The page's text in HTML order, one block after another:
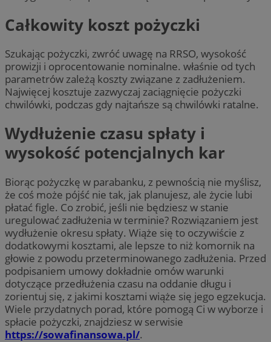
Całkowity koszt pożyczki
Szukając pożyczki, zwróć uwagę na RRSO, wysokość
prowizji i oprocentowanie nominalne. właśnie od tych
parametrów zależą koszty związane z zadłużeniem.
Najwięcej kosztuje zazwyczaj zaciągnięcie pożyczki
chwilówki, podczas gdy najtańsze są chwilówki ratalne.
Wydłużenie czasu spłaty i
wysokość potencjalnych kar
Biorąc pożyczkę w parabanku, z pewnością nie myślisz,
że coś może pójść nie tak, jak planujesz, ale życie lubi
płatać figle. Co zrobić, jeśli nie będziesz w stanie
uregulować zadłużenia w terminie? Rozwiązaniem jest
wydłużenie okresu spłaty. Wiąże się to oczywiście z
dodatkowymi kosztami, ale lepsze to niż komornik na
głowie z powodu przeterminowanego zadłużenia. Przed
podpisaniem umowy dokładnie omów warunki
dotyczące przedłużenia czasu na oddanie długu i
zorientuj się, z jakimi kosztami wiąże się jego egzekucja.
Wiele przydatnych porad, które pomogą Ci w wyborze i
spłacie pożyczki, znajdziesz w serwisie
https://sowafinansowa.pl/.